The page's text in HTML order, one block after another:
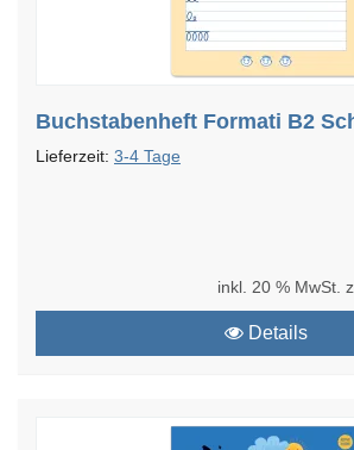
Buchstabenheft Formati B2
Lieferzeit: 3-4 Tage
inkl. 20 % MwSt.
Details